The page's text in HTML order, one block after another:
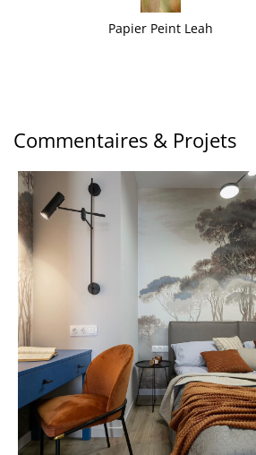
Papier Peint Leah
Commentaires & Projets